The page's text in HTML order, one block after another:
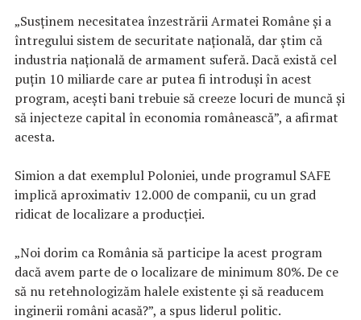
„Susținem necesitatea înzestrării Armatei Române și a
întregului sistem de securitate națională, dar știm că
industria națională de armament suferă. Dacă există cel
puțin 10 miliarde care ar putea fi introduși în acest
program, acești bani trebuie să creeze locuri de muncă și
să injecteze capital în economia românească”, a afirmat
acesta.
Simion a dat exemplul Poloniei, unde programul SAFE
implică aproximativ 12.000 de companii, cu un grad
ridicat de localizare a producției.
„Noi dorim ca România să participe la acest program
dacă avem parte de o localizare de minimum 80%. De ce
să nu retehnologizăm halele existente și să readucem
inginerii români acasă?”, a spus liderul politic.